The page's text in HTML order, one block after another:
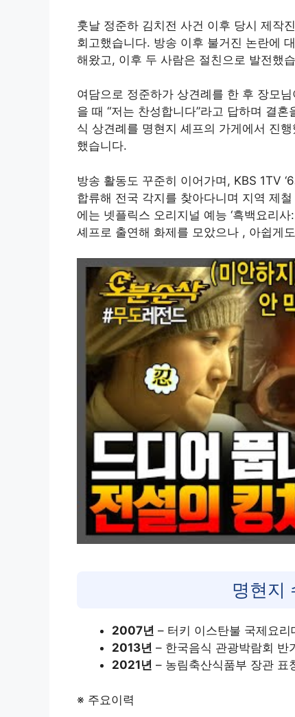
훗날 정준하 김치전 사건 이후 당시 제작
회고했습니다. 방송 이후 불거진 논란에
해왔고, 이후 두 사람은 절친으로 발전했
여담으로 정준하가 상견례를 한 후 장모
을 때 “저는 찬성합니다”라고 답하며 결
식 상견례를 명현지 셰프의 가게에서 진
했습니다.
방송 활동도 꾸준히 이어가며, KBS 1TV
합류해 전국 각지를 찾아다니며 지역 제
에는 넷플릭스 오리지널 예능 ‘흑백요리
셰프로 출연해 화제를 모았으나 , 아쉽게
명현지
2007년 – 터키 이스탄불 국제요
2013년 – 한국음식 관광박람회 반
2021년 – 농림축산식품부 장관 표
※ 주요이력